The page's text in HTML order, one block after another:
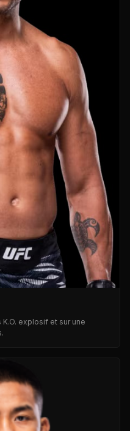
explosif et sur une